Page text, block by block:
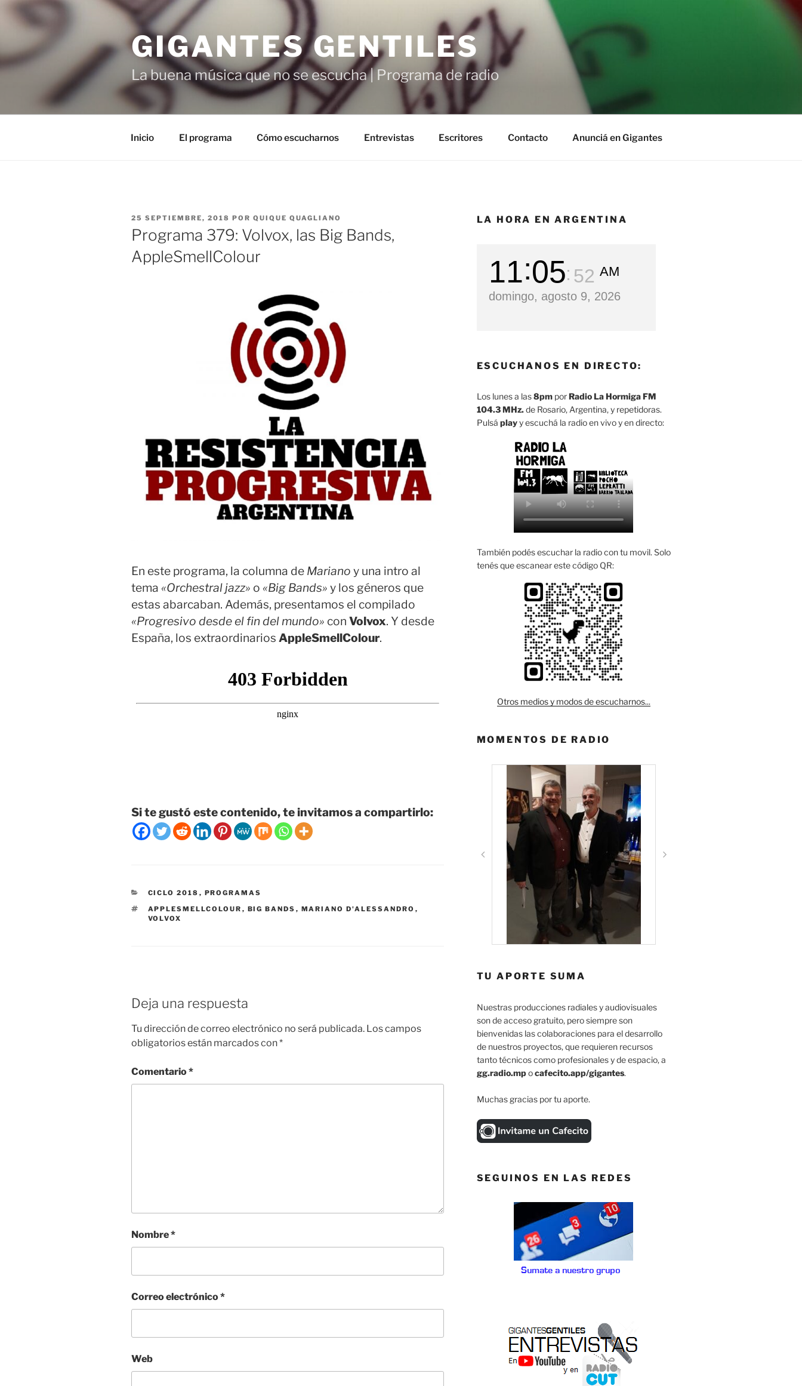
Saltar
GIGANTES GENTILES
La buena música que no se escucha | Programa de radio
Inicio El programa Cómo escucharnos Entrevistas Escritores Contacto Anunciá en Gigantes
PUBLICADO
EL
25 SEPTIEMBRE, 2018 POR QUIQUE QUAGLIANO
Programa 379: Volvox, las Big Bands,
AppleSmellColour
En este programa, la columna de Mariano y una intro al
tema «Orchestral jazz» o «Big Bands» y los géneros que
estas abarcaban. Además, presentamos el compilado
«Progresivo desde el fin del mundo» con Volvox. Y desde
España, los extraordinarios AppleSmellColour.
Si te gustó este contenido, te invitamos a compartirlo:
CATEGORÍAS
CICLO 2018 , PROGRAMAS
ETIQUETAS
APPLESMELLCOLOUR , BIG BANDS , MARIANO D'ALESSANDRO ,
VOLVOX
Deja una respuesta
Tu dirección de correo electrónico no será publicada. Los campos
obligatorios están marcados con*
Comentario*
Nombre*
Correo electrónico*
Web
LA HORA EN ARGENTINA
11 05 53 AM
domingo, agosto 9, 2026
ESCUCHANOS EN DIRECTO:
Los lunes a las8pmporRadio La Hormiga FM
104.3 MHz.de Rosario, Argentina, y repetidoras.
Pulsá playy escuchá la radio en vivo y en directo:
También podés escuchar la radio con tu movil. Solo
tenés que escanear este código QR:
Otros medios y modos de escucharnos...
MOMENTOS DE RADIO
TU APORTE SUMA
Nuestras producciones radiales y audiovisuales
son de acceso gratuito, pero siempre son
bienvenidas las colaboraciones para el desarrollo
de nuestros proyectos, que requieren recursos
tanto técnicos como profesionales y de espacio, a
gg.radio.mpocafecito.app/gigantes.
Muchas gracias por tu aporte.
SEGUINOS EN LAS REDES